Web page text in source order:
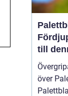
till
Skönhet
över